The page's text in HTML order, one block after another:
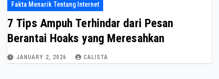
Fakta Menarik Tentang Internet
7 Tips Ampuh Terhindar dari Pesan
Berantai Hoaks yang Meresahkan
JANUARY 2, 2026 CALISTA